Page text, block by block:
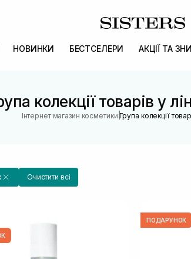
НОВИНКИ БЕСТСЕЛЕРИ АКЦІЇ ТА
колекції товарів у
Інтернет магазин косметики |Група колекції
Очистити всі
ПОДАРУНОК